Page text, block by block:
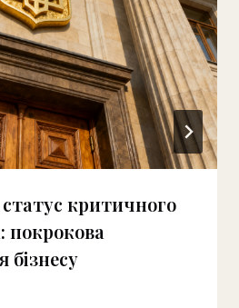
критичного
покрокова
бізнесу